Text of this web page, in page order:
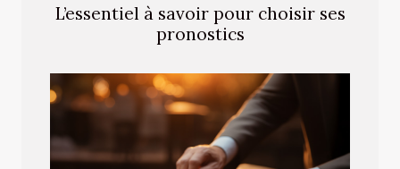
L’essentiel à savoir pour choisir ses
pronostics